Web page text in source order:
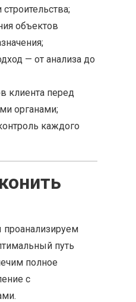
объектов
— от анализа до
клиента перед
органами;
каждого
проанализируем
путь
полное
с